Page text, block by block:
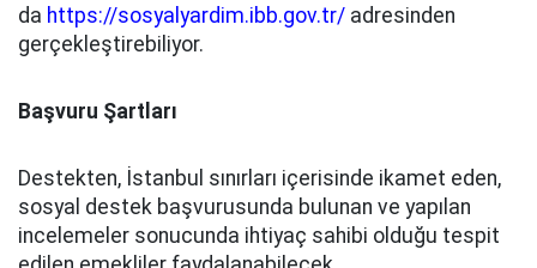
da https://sosyalyardim.ibb.gov.tr/ adresinden
gerçekleştirebiliyor.
Başvuru Şartları
Destekten, İstanbul sınırları içerisinde ikamet eden,
sosyal destek başvurusunda bulunan ve yapılan
incelemeler sonucunda ihtiyaç sahibi olduğu tespit